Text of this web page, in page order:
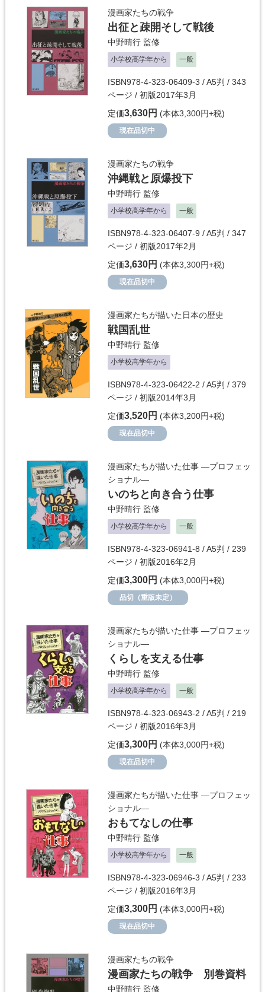
漫画家たちの戦争
出征と疎開そして戦後
中野晴行 監修
小学校高学年から 一般
ISBN978-4-323-06409-3 / A5判 / 343
ページ / 初版2017年3月
定価3,630円 (本体3,300円+税)
現在品切中
漫画家たちの戦争
沖縄戦と原爆投下
中野晴行 監修
小学校高学年から 一般
ISBN978-4-323-06407-9 / A5判 / 347
ページ / 初版2017年2月
定価3,630円 (本体3,300円+税)
現在品切中
漫画家たちが描いた日本の歴史
戦国乱世
中野晴行 監修
小学校高学年から
ISBN978-4-323-06422-2 / A5判 / 379
ページ / 初版2014年3月
定価3,520円 (本体3,200円+税)
現在品切中
漫画家たちが描いた仕事 ―プロフェッ
ショナル―
いのちと向き合う仕事
中野晴行 監修
小学校高学年から 一般
ISBN978-4-323-06941-8 / A5判 / 239
ページ / 初版2016年2月
定価3,300円 (本体3,000円+税)
品切（重版未定）
漫画家たちが描いた仕事 ―プロフェッ
ショナル―
くらしを支える仕事
中野晴行 監修
小学校高学年から 一般
ISBN978-4-323-06943-2 / A5判 / 219
ページ / 初版2016年3月
定価3,300円 (本体3,000円+税)
現在品切中
漫画家たちが描いた仕事 ―プロフェッ
ショナル―
おもてなしの仕事
中野晴行 監修
小学校高学年から 一般
ISBN978-4-323-06946-3 / A5判 / 233
ページ / 初版2016年3月
定価3,300円 (本体3,000円+税)
現在品切中
漫画家たちの戦争
漫画家たちの戦争 別巻資料
中野晴行 監修